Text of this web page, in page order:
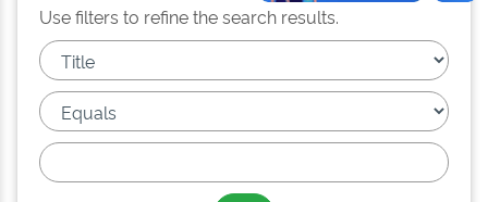
Use filters to refine the search results.